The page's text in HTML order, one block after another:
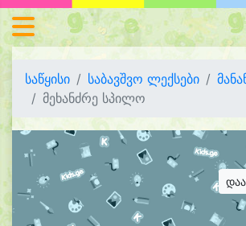
საწყისი საბავშვო ლექსები
მეხანძრე სპილო